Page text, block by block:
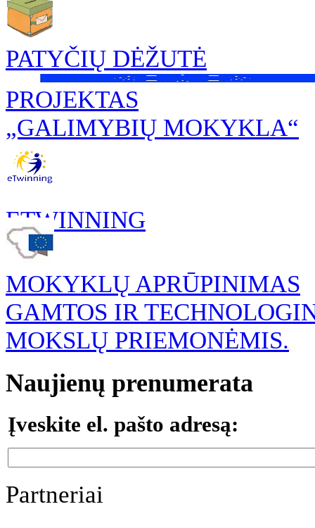
PATYČIŲ DĖŽUTĖ
PROJEKTAS
„GALIMYBIŲ MOKYKLA“
ETWINNING
MOKYKLŲ APRŪPINIMAS
GAMTOS IR
MOKSLŲ PRIEMONĖMIS.
Naujienų prenumerata
Įveskite el. pašto adresą:
Partneriai